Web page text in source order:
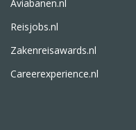
Aviabanen.nl
Reisjobs.nl
Zakenreisawards.nl
Careerexperience.nl